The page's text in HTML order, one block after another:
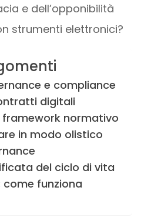
e dell’opponibilità
strumenti elettronici?
e compliance
digitali
normativo
in modo olistico
del ciclo di vita
funziona